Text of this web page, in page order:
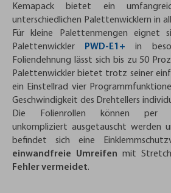
Kemapack bietet ein
unterschiedlichen Palettenwicklern in
Für kleine Palettenmengen eignet
Palettenwickler
PWD-E1+ in
Foliendehnung lässt sich bis zu 50
Palettenwickler bietet trotz seiner
ein Einstellrad vier
Geschwindigkeit des Drehtellers
Die Folienrollen können per
unkompliziert ausgetauscht werden
befindet sich eine
einwandfreie Umreifen mit
Fehler vermeidet.